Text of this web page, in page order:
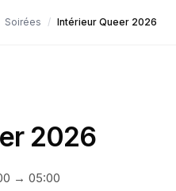
Soirées / Intérieur Queer 2026
2026
→ 05:00